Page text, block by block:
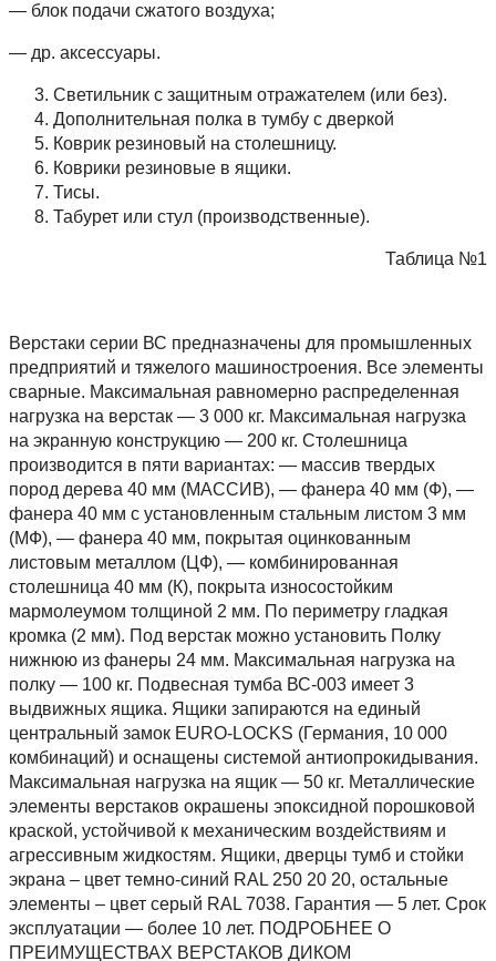
— блок подачи сжатого воздуха;
— др. аксессуары.
Светильник с защитным отражателем (или без).
Дополнительная полка в тумбу с дверкой
Коврик резиновый на столешницу.
Коврики резиновые в ящики.
Тисы.
Табурет или стул (производственные).
Таблица №1
Верстаки серии ВС предназначены для промышленных
предприятий и тяжелого машиностроения. Все элементы
сварные. Максимальная равномерно распределенная
нагрузка на верстак — 3 000 кг. Максимальная нагрузка
на экранную конструкцию — 200 кг. Столешница
производится в пяти вариантах: — массив твердых
пород дерева 40 мм (МАССИВ), — фанера 40 мм (Ф), —
фанера 40 мм с установленным стальным листом 3 мм
(МФ), — фанера 40 мм, покрытая оцинкованным
листовым металлом (ЦФ), — комбинированная
столешница 40 мм (К), покрыта износостойким
мармолеумом толщиной 2 мм. По периметру гладкая
кромка (2 мм). Под верстак можно установить Полку
нижнюю из фанеры 24 мм. Максимальная нагрузка на
полку — 100 кг. Подвесная тумба ВС-003 имеет 3
выдвижных ящика. Ящики запираются на единый
центральный замок EURO-LOCKS (Германия, 10 000
комбинаций) и оснащены системой антиопрокидывания.
Максимальная нагрузка на ящик — 50 кг. Металлические
элементы верстаков окрашены эпоксидной порошковой
краской, устойчивой к механическим воздействиям и
агрессивным жидкостям. Ящики, дверцы тумб и стойки
экрана – цвет темно-синий RAL 250 20 20, остальные
элементы – цвет серый RAL 7038. Гарантия — 5 лет. Срок
эксплуатации — более 10 лет. ПОДРОБНЕЕ О
ПРЕИМУЩЕСТВАХ ВЕРСТАКОВ ДИКОМ